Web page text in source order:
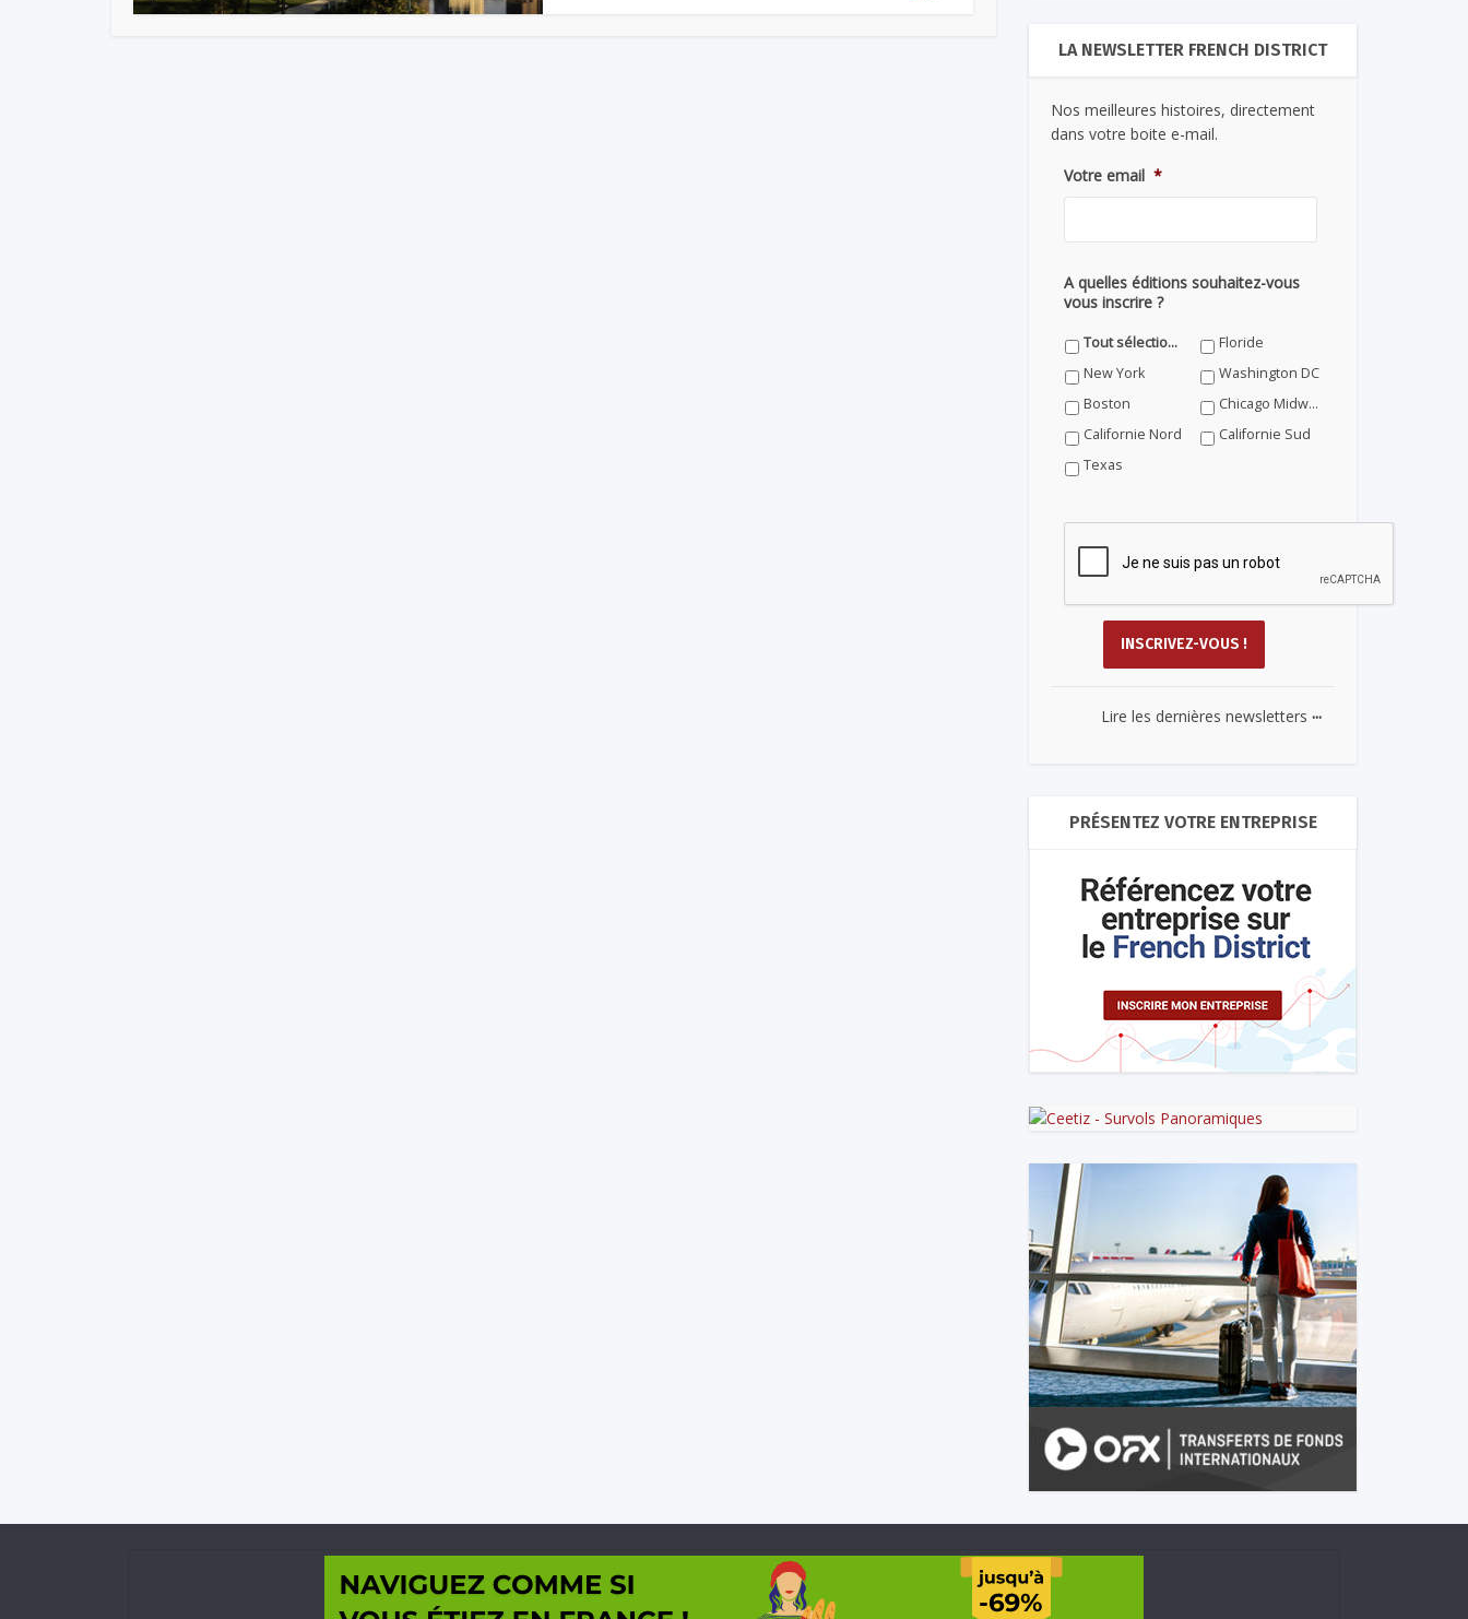
LA NEWSLETTER FRENCH DISTRICT
Nos meilleures histoires, directement
dans votre boite e-mail.
Votre email *
A quelles éditions souhaitez-vous
vous inscrire ?
Tout sélectionner
Floride
New York
Washington DC
Boston
Chicago Midwest
Californie Nord
Californie Sud
Texas
Lire les dernières newsletters ...
PRÉSENTEZ VOTRE ENTREPRISE